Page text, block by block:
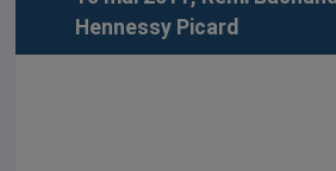
Hennessy Picard